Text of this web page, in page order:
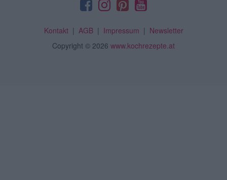
Kontakt| AGB| Impressum | Newsletter
Copyright © 2026 www.kochrezepte.at